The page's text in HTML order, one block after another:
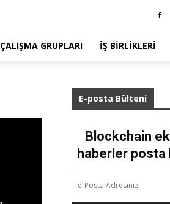
ÇALIŞMA GRUPLARI İŞ BIRLIKLERI
E-posta Bülteni
Blockchain
haberler